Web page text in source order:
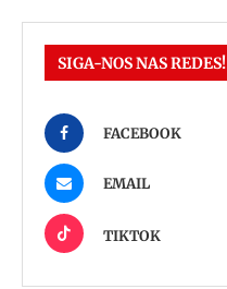
SIGA-NOS NAS REDES!
FACEBOOK
EMAIL
TIKTOK